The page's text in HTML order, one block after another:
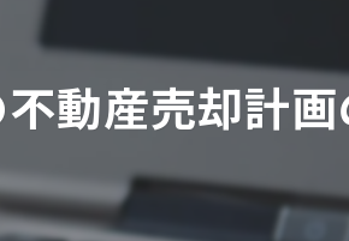
なアドバイス
戸建て
収益物件
動産売却計